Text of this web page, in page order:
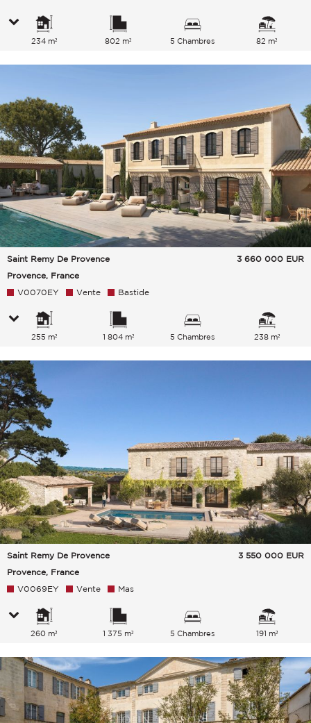
234 m² 802 m² 5 Chambres 82 m²
Saint Remy De Provence
Provence, France
3 660 000 EUR
V0070EY Vente Bastide
255 m² 1 804 m² 5 Chambres 238 m²
Saint Remy De Provence
Provence, France
3 550 000 EUR
V0069EY Vente Mas
260 m² 1 375 m² 5 Chambres 191 m²